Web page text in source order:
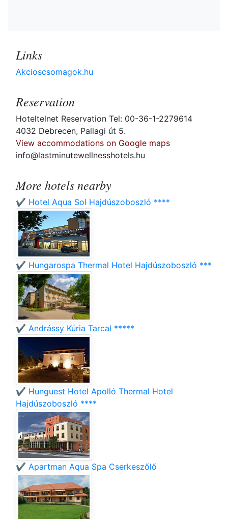
Links
Akcioscsomagok.hu
Reservation
Hoteltelnet Reservation Tel: 00-36-1-2279614
4032 Debrecen, Pallagi út 5.
View accommodations on Google maps
info@lastminutewellnesshotels.hu
More hotels nearby
✔️ Hotel Aqua Sol Hajdúszoboszló ****
✔️ Hungarospa Thermal Hotel Hajdúszoboszló ***
✔️ Andrássy Kúria Tarcal *****
✔️ Hunguest Hotel Apolló Thermal Hotel
Hajdúszoboszló ****
✔️ Apartman Aqua Spa Cserkeszőlő